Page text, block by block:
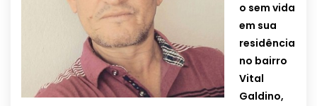
o sem vida
em sua
residência
no bairro
Vital
Galdino,